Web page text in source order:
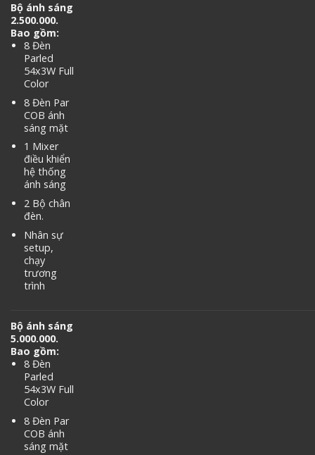
Bộ ánh sáng
2.500.000.
Bao gồm:
8 Đèn
Parled
54x3W Full
Color
8 Đèn Par
COB ánh
sáng mặt
1 Mixer
điều khiển
hệ thống
ánh sáng
2 Bộ chân
đèn.
Nhân sự
setup,
chạy
trương
trình
Bộ ánh sáng
5.000.000.
Bao gồm:
8 Đèn
Parled
54x3W Full
Color
8 Đèn Par
COB ánh
sáng mặt